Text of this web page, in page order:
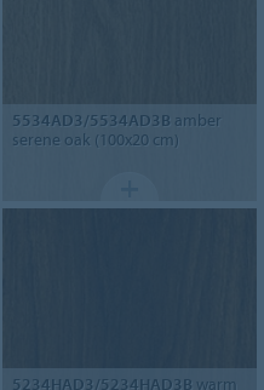
5534AD3/5534AD3B amber
serene oak (100x20 cm)
5234HAD3/5234HAD3B warm